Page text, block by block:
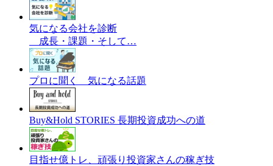
気になる会社を診断
成長・課題・そして…
プロに聞く 気になる話題
Buy&Hold STORIES 長期投資成功への道
目指せ億トレ、頑張り投資家さんの稼ぎ技